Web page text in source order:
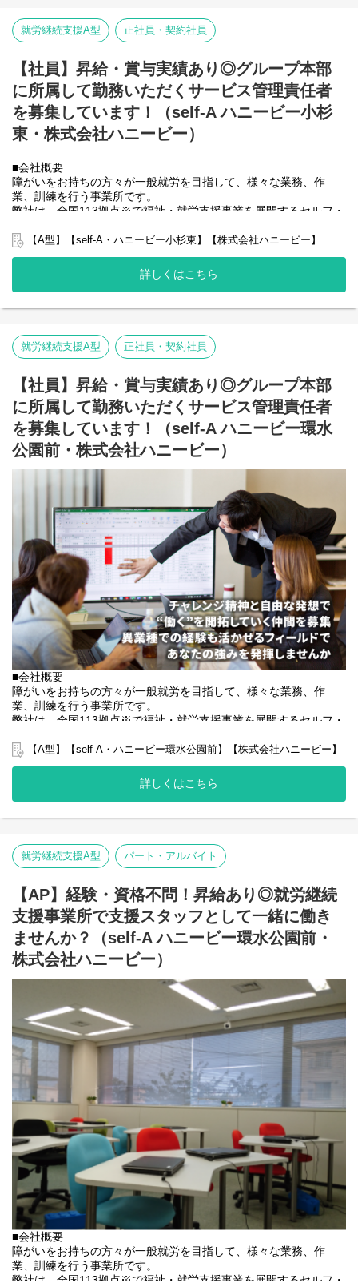
・個別支援計画、ケース記録を含めた必要な様々な書類は管理シ
ステムを使用しているのでPC１つで管理できる体制となっていま
・行政への変更届等の提出書類のサポートも会社として行ってい
るので資格はもっているが正直できるか自信のない方でも安心し
て働ける環境が整っています。
⇒障がい者の方々と雇用契約を結んで業務を行って頂きながら一
般就労を目指すサービス。
⇒障がい者の方々とは非雇用型で内職などの作業を中心にA型や一
般就労を目指す、または高い工賃を目指すサービス。
【共同生活援助（障がい者グループホーム）】
⇒将来の自立した生活や就労を見据え、生活する力や困難を解決
する力、 働く力などを身につけるサービス。
こちらの求人は事業所配置ではなく、グループ本部に所属して働
いていただくサービス管理責任者を募集しています。
＼普段は自宅最寄りの事業所で勤務していただいてOK！／
本部に所属して直営店事業所や加盟店事業所のSVを担って頂きま
出張が多くなりますので待遇も高くなっております。
また直営店事業所でサビ管の欠員が出た場合は一定期間現場へフ
ォローに入っていただくこともあります。
直営店事業所、加盟店事業所のSV業務/就労施設でのサービス管理
・個別支援計画の作成一式。（弊社システムを使用して作成して
いきます。）
・相談員、事業所支援員との会議、連絡等。
・その他、付随する業務
弊社グループのサービス管理責任者の業務内容は他社さんと比べ
て働き安い環境を整え業務負荷を減らす工夫をしております。
・支援費請求は行いません。代理請求を導入していますので利用
・個別支援計画、ケース記録を含めた必要な様々な書類は管理シ
ステムを使用しているのでPC１つで管理できる体制となっていま
・行政への変更届等の提出書類のサポートも会社として行ってい
るので資格はもっているが、正直できるか自信のない方でも安心
して働ける環境が整っています。
就労継続支援A型 正社員・契約社員
【社員】昇給・賞与実績あり◎グループ本部
に所属して勤務いただくサービス管理責任者
を募集しています！（self-A ハニービー小杉
東・株式会社ハニービー）
■会社概要
障がいをお持ちの方々が一般就労を目指して、様々な業務、作
業、訓練を行う事業所です。
弊社は、全国113拠点※で福祉・就労支援事業を展開するセルフ・
グループ全体で培った豊富なノウハウとネットワークを活かし、
弊社グループでは主に以下のパターンの事業所を全国に展開をさ
せて頂いております。
⇒障がい者の方々と雇用契約を結んで業務を行って頂きながら一
般就労を目指すサービス。
⇒障がい者の方々とは非雇用型で内職などの作業を中心にA型や一
般就労を目指す、または高い工賃を目指すサービス。
【共同生活援助（障がい者グループホーム）】
⇒将来の自立した生活や就労を見据え、生活する力や困難を解決
する力、 働く力などを身につけるサービス。
■業務内容
こちらの求人は事業所配置ではなく、グループ本部に所属して働
いていただくサービス管理責任者を募集しています。
＼普段は自宅最寄りの事業所で勤務していただいてOK！／
本部に所属して直営店事業所や加盟店事業所のSVを担って頂きま
す。
出張が多くなりますので待遇も高くなっております。
また直営店事業所でサビ管の欠員が出た場合は一定期間現場へフ
ォローに入っていただくこともあります。
直営店事業所、加盟店事業所のSV業務/就労施設でのサービス管理
責任者の業務
・個別支援計画の作成一式。（弊社システムを使用して作成して
いきます。）
・利用者さん、ご両親、外部関係機関との連絡調整。
・相談員、事業所支援員との会議、連絡等。
・その他、付随する業務
弊社グループのサービス管理責任者の業務内容は他社さんと比べ
・支援費請求は行いません。代理請求を導入していますので利用
記録のチェックのみです。
ステムを使用しているのでPC１つで管理できる体制となっていま
・行政への変更届等の提出書類のサポートも会社として行ってい
るので資格はもっているが、正直できるか自信のない方でも安心
【A型】【self-A・ハニービー小杉東】【株式会社ハニービー】
詳しくはこちら
就労継続支援A型 正社員・契約社員
【社員】昇給・賞与実績あり◎グループ本部
に所属して勤務いただくサービス管理責任者
を募集しています！（self-A ハニービー環水
公園前・株式会社ハニービー）
■会社概要
障がいをお持ちの方々が一般就労を目指して、様々な業務、作
業、訓練を行う事業所です。
弊社は、全国113拠点※で福祉・就労支援事業を展開するセルフ・
グループ全体で培った豊富なノウハウとネットワークを活かし、
弊社グループでは主に以下のパターンの事業所を全国に展開をさ
せて頂いております。
⇒障がい者の方々と雇用契約を結んで業務を行って頂きながら一
般就労を目指すサービス。
⇒障がい者の方々とは非雇用型で内職などの作業を中心にA型や一
般就労を目指す、または高い工賃を目指すサービス。
【共同生活援助（障がい者グループホーム）】
⇒将来の自立した生活や就労を見据え、生活する力や困難を解決
する力、 働く力などを身につけるサービス。
■業務内容
こちらの求人は事業所配置ではなく、グループ本部に所属して働
いていただくサービス管理責任者を募集しています。
＼普段は自宅最寄りの事業所で勤務していただいてOK！／
本部に所属して直営店事業所や加盟店事業所のSVを担って頂きま
す。
出張が多くなりますので待遇も高くなっております。
また直営店事業所でサビ管の欠員が出た場合は一定期間現場へフ
ォローに入っていただくこともあります。
直営店事業所、加盟店事業所のSV業務/就労施設でのサービス管理
責任者の業務
・個別支援計画の作成一式。（弊社システムを使用して作成して
いきます。）
・利用者さん、ご両親、外部関係機関との連絡調整。
・相談員、事業所支援員との会議、連絡等。
・その他、付随する業務
弊社グループのサービス管理責任者の業務内容は他社さんと比べ
て働き安い環境を整え業務負荷を減らす工夫をしております。
【A型】【self-A・ハニービー環水公園前】【株式会社ハニービー】
詳しくはこちら
就労継続支援A型 パート・アルバイト
【AP】経験・資格不問！昇給あり◎就労継続
支援事業所で支援スタッフとして一緒に働き
ませんか？（self-A ハニービー環水公園前・
株式会社ハニービー）
■会社概要
障がいをお持ちの方々が一般就労を目指して、様々な業務、作
業、訓練を行う事業所です。
弊社は、全国113拠点※で福祉・就労支援事業を展開するセルフ・